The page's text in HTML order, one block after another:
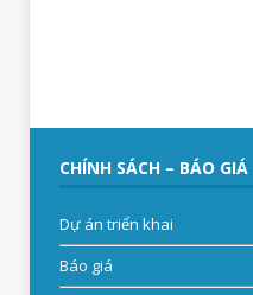
CHÍNH SÁCH – BÁO GIÁ
Dự án triển khai
Báo giá